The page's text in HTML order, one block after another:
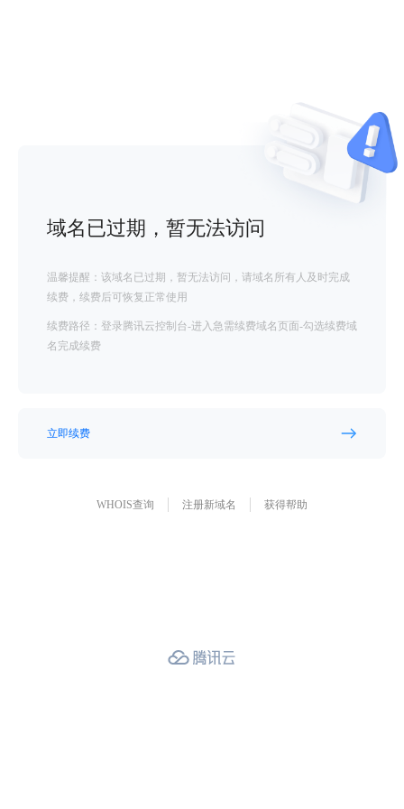
域名已过期，暂无法访问
温馨提醒：该域名已过期，暂无法访问，请域名所有人及时完成
续费，续费后可恢复正常使用
续费路径：登录腾讯云控制台-进入急需续费域名页面-勾选续费域
名完成续费
立即续费
WHOIS查询 注册新域名 获得帮助